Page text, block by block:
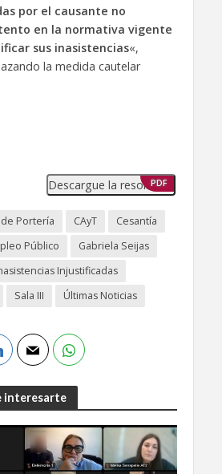
por el causante no
en la normativa vigente
sus inasistencias«,
la medida cautelar
Descargue la resolución
PDF
Portería CAyT
Cesantía
Público
Gabriela Seijas
Injustificadas
Sala III Últimas Noticias
interesarte